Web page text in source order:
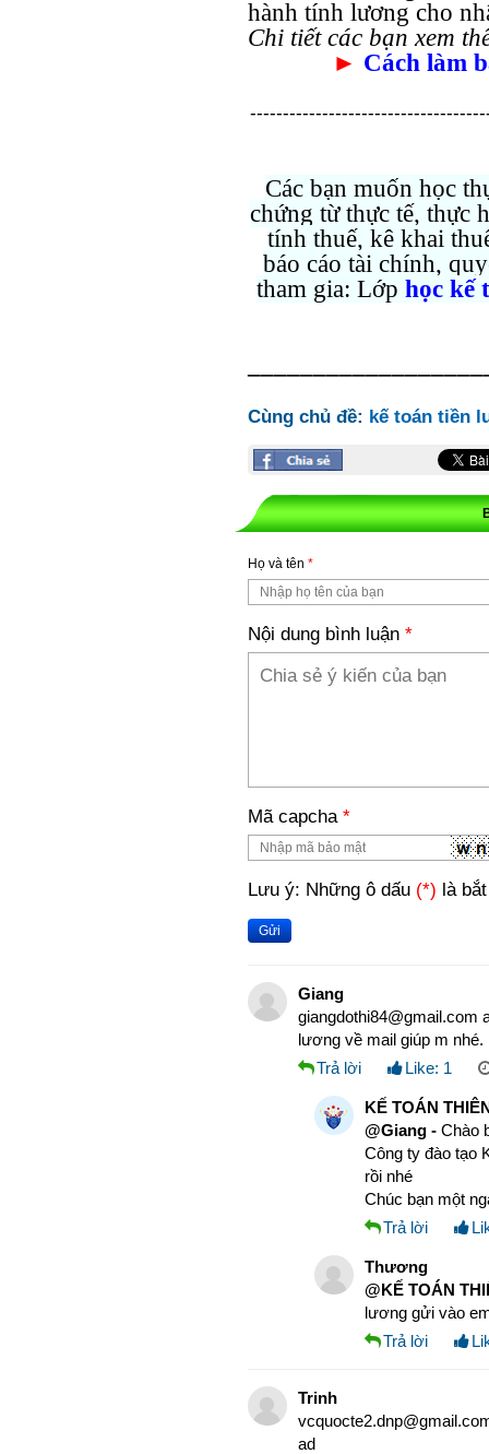
hành tính lương cho
Chi tiết các bạn xem
► Cách làm
Các bạn muốn học
chứng từ thực tế, thực
tính thuế, kê khai
báo cáo tài chính,
tham gia: Lớp học kế
Cùng chủ đề: kế toán tiền
Họ và tên *
Nội dung bình luận *
Mã capcha *
Lưu ý: Những ô dấu (*) là
Gửi
Giang
giangdothi84@gmail.com
lương về mail giúp m
Trả lời
Like: 1
KẾ TOÁN
@Giang - Chào
Công ty đào tạo
rồi nhé
Chúc bạn một
Trả lời
Thương
@KẾ TOÁN
lương gửi vào
Trả lời
Trinh
ad